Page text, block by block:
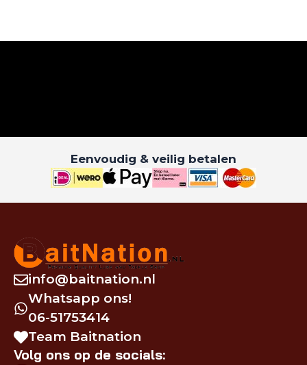
Eenvoudig & veilig betalen
info@baitnation.nl
Whatsapp ons!
06-51753414
Team Baitnation
Volg ons op de socials: